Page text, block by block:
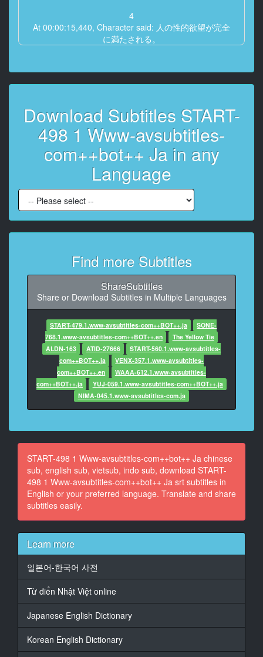
4
At 00:00:15,440, Character said: 人の性的欲望が完全
に満たされる。
At 00:00:19,880, Character said: 果たしてそんなこと
はあるのでしょう?
6
At 00:00:32,250, Character said: そういえばさ、その
後どう? カズヤさんと
7
At 00:00:36,210, Character said: 前にヒカリにちょっ
と話した時と全然状況変わってないんだよね
At 00:00:46,770, Character said: そうそう。もっと男
らしくガッて来てほしくて
10
At 00:00:51,250, Character said: オスです!みたいな感
じで
11
At 00:00:53,190, Character said: なかなか恋の手相手
に言いづらくて難しいよね
12
At 00:00:58,070, Character said: いや、分かる。めっ
14
At 00:01:06,190, Character said: すごい共感しちゃっ
てさ
15
At 00:01:08,810, Character said: でも私と逆かなって
At 00:01:11,110, Character said: 通?
17
At 00:01:12,990, Character said: ヒカリは責めたいっ
てこと?
18
Download Subtitles START-
498 1 Www-avsubtitles-
com++bot++ Ja in any
Language
Find more Subtitles
ShareSubtitles
Share or Download Subtitles in Multiple Languages
START-479.1.www-avsubtitles-com++BOT++.ja
SONE-
768.1.www-avsubtitles-com++BOT++.en
The Yellow Tie
ALDN-163
ATID-27666
START-560.1.www-avsubtitles-
com++BOT++.ja
VENX-357.1.www-avsubtitles-
com++BOT++.en
WAAA-612.1.www-avsubtitles-
com++BOT++.ja
YUJ-059.1.www-avsubtitles-com++BOT++.ja
NIMA-045.1.www-avsubtitles-com.ja
START-498 1 Www-avsubtitles-com++bot++ Ja chinese
sub, english sub, vietsub, indo sub, download START-
498 1 Www-avsubtitles-com++bot++ Ja srt subtitles in
English or your preferred language. Translate and share
subtitles easily.
Learn more
일본어-한국어 사전
Từ điển Nhật Việt online
Japanese English Dictionary
Korean English Dictionary